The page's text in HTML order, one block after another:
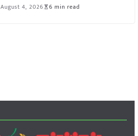
August 4, 2026 6 min read